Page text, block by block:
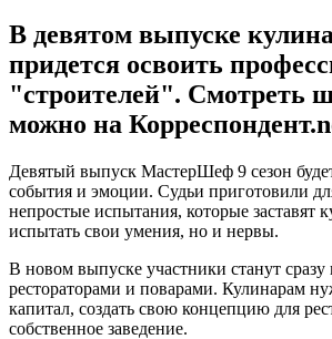
В девятом выпуске
придется освоить
"строителей". Смотреть
можно на
Девятый выпуск МастерШеф 9 сезон
события и эмоции. Судьи приготовили
непростые испытания, которые заставят
испытать свои умения, но и нервы.
В новом выпуске участники станут сразу
рестораторами и поварами. Кулинарам
капитал, создать свою концепцию для
собственное заведение.